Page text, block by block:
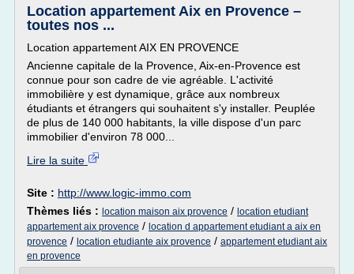
Location appartement Aix en Provence –
toutes nos ...
Location appartement AIX EN PROVENCE
Ancienne capitale de la Provence, Aix-en-Provence est
connue pour son cadre de vie agréable. L'activité
immobilière y est dynamique, grâce aux nombreux
étudiants et étrangers qui souhaitent s'y installer. Peuplée
de plus de 140 000 habitants, la ville dispose d'un parc
immobilier d'environ 78 000...
Lire la suite
Site : http://www.logic-immo.com
Thèmes liés : location maison aix provence / location etudiant
appartement aix provence / location d appartement etudiant a aix en
provence / location etudiante aix provence / appartement etudiant aix
en provence